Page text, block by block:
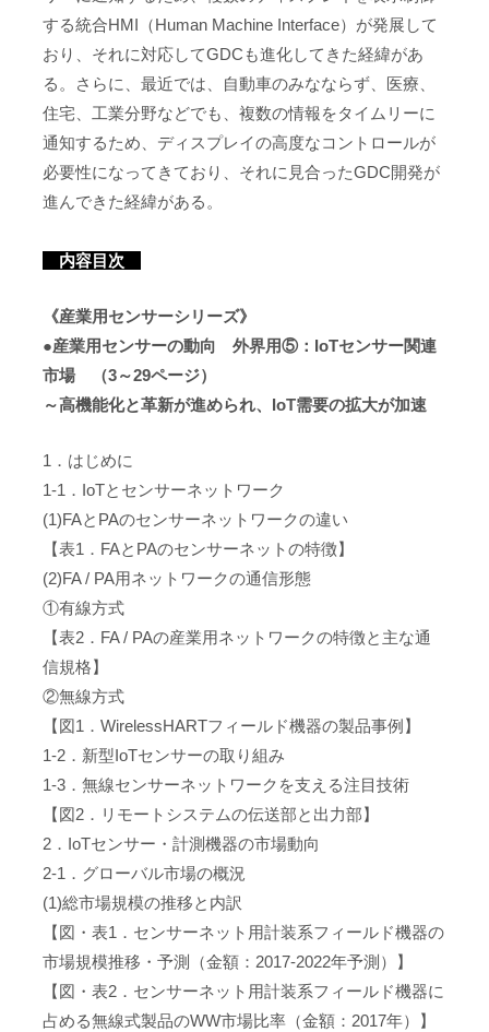
する統合HMI（Human Machine Interface）が発展して
おり、それに対応してGDCも進化してきた経緯があ
る。さらに、最近では、自動車のみなならず、医療、
住宅、工業分野などでも、複数の情報をタイムリーに
通知するため、ディスプレイの高度なコントロールが
必要性になってきており、それに見合ったGDC開発が
進んできた経緯がある。
内容目次
《産業用センサーシリーズ》
●産業用センサーの動向 外界用⑤：IoTセンサー関連
市場 （3～29ページ）
～高機能化と革新が進められ、IoT需要の拡大が加速
1．はじめに
1-1．IoTとセンサーネットワーク
(1)FAとPAのセンサーネットワークの違い
【表1．FAとPAのセンサーネットの特徴】
(2)FA / PA用ネットワークの通信形態
①有線方式
【表2．FA / PAの産業用ネットワークの特徴と主な通
信規格】
②無線方式
【図1．WirelessHARTフィールド機器の製品事例】
1-2．新型IoTセンサーの取り組み
1-3．無線センサーネットワークを支える注目技術
【図2．リモートシステムの伝送部と出力部】
2．IoTセンサー・計測機器の市場動向
2-1．グローバル市場の概況
(1)総市場規模の推移と内訳
【図・表1．センサーネット用計装系フィールド機器の
市場規模推移・予測（金額：2017-2022年予測）】
【図・表2．センサーネット用計装系フィールド機器に
占める無線式製品のWW市場比率（金額：2017年）】